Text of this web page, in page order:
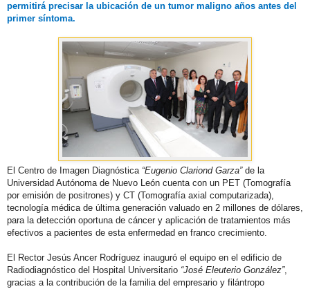
permitirá precisar la ubicación de un tumor maligno años antes del
primer síntoma.
El Centro de Imagen Diagnóstica “Eugenio Clariond Garza”de la
Universidad Autónoma de Nuevo León cuenta con un PET (Tomografía
por emisión de positrones) y CT (Tomografía axial computarizada),
tecnología médica de última generación valuado en 2 millones de dólares,
para la detección oportuna de cáncer y aplicación de tratamientos más
efectivos a pacientes de esta enfermedad en franco crecimiento.
El Rector Jesús Ancer Rodríguez inauguró el equipo en el edificio de
Radiodiagnóstico del Hospital Universitario “José Eleuterio González”,
gracias a la contribución de la familia del empresario y filántropo